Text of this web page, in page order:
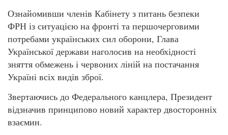
Ознайомивши членів Кабінету з питань безпеки
ФРН із ситуацією на фронті та першочерговими
потребами українських сил оборони, Глава
Української держави наголосив на необхідності
зняття обмежень і червоних ліній на постачання
Україні всіх видів зброї.
Звертаючись до Федерального канцлера, Президент
відзначив принципово новий характер двосторонніх
взаємин.